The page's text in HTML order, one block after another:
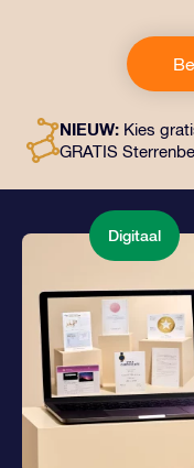
cadeau
naar keuze
een magische
aan
NIEUW: Kies
GRATIS
Digitaal